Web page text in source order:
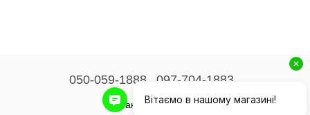
050-059-1888 097-704-1883
Контактна інформація